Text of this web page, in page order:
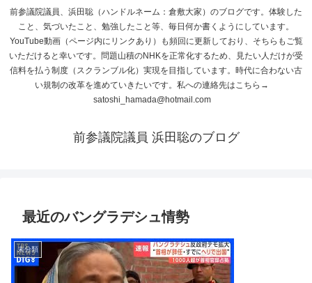
前参議院議員、浜田聡（ハンドルネーム：倉敷大家）のブログです。体験した
こと、気づいたこと、勉強したこと等、毎日何か書くようにしています。
YouTube動画（ページ内にリンクあり）も頻回に更新しており、そちらもご覧
いただけると幸いです。問題山積のNHKを正常化するため、見たい人だけが受
信料を払う制度（スクランブル化）実現を目指しています。時代に合わない古
い規制の改革を進めていきたいです。私への連絡先はこちら→
satoshi_hamada@hotmail.com
前参議院議員 浜田聡のブログ
最近のバングラデシュ情勢
未分類